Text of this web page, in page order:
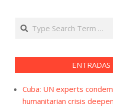
Search
ENTRADAS
Cuba: UN experts
humanitarian crisis